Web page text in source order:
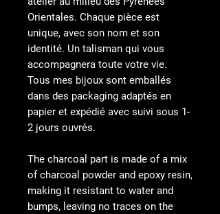
Orientales. Chaque pièce est
unique, avec son nom et son
identité. Un talisman qui vous
accompagnera toute votre vie.
Tous mes bijoux sont emballés
dans des packaging adaptés en
papier et expédié avec suivi sous 1-
2 jours ouvrés.
The charcoal part is made of a mix
of charcoal powder and epoxy resin,
making it resistant to water and
bumps, leaving no traces on the